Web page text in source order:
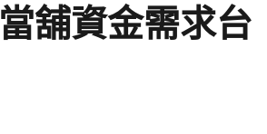
舖資金需求台